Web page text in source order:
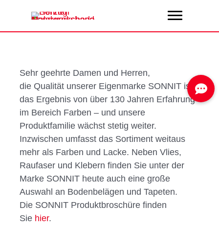
springen
Sehr geehrte Damen und Herren,
die Qualität unserer Eigenmarke SONNIT ist
das Ergebnis von über 130 Jahren Erfahrung
im Bereich Farben – und unsere
Produktfamilie wächst stetig weiter.
Inzwischen umfasst das Sortiment weitaus
mehr als Farben und Lacke. Neben Vlies,
Raufaser und Klebern finden Sie unter der
Marke SONNIT heute auch eine große
Auswahl an Bodenbelägen und Tapeten.
Die SONNIT Produktbroschüre finden
Sie hier.